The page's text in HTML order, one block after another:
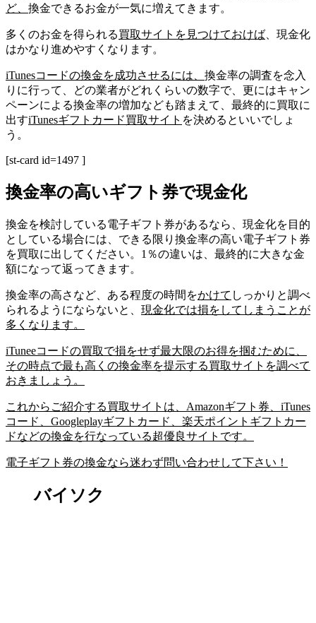
ど、 換金できるお金が一気に増えてきます。
多くのお金を得られる買取サイトを見つけておけば 、現金化
はかなり進めやすくなります。
iTunesコードの換金を成功させるには、 換金率の調査を念入
りに行って、どの業者がどれくらいの数字で、更にはキャン
ペーンによる換金率の増加なども踏まえて、最終的に買取に
出すiTunesギフトカード買取サイト を決めるといいでしょ
う。
[st-card id=1497 ]
換金率の高いギフト券で現金化
換金を検討している電子ギフト券があるなら、現金化を目的
としている場合には、できる限り換金率の高い電子ギフト券
を買取に出してください。1％の違いは、最終的に大きな金
額になって返ってきます。
換金率の高さなど、ある程度の時間をかけて しっかりと調べ
られるようにならないと、 現金化では損をしてしまうことが
多くなります。
iTuneeコードの買取で損をせず最大限のお得を掴むために、
その時点で最も高くの換金率を提示する買取サイトを調べて
おきましょう。
これからご紹介する買取サイトは、Amazonギフト券、iTunes
コード、Googleplayギフトカード、楽天ポイントギフトカー
ドなどの換金を行なっている超優良サイトです。
電子ギフト券の換金なら迷わず問い合わせして下さい！
バイソク